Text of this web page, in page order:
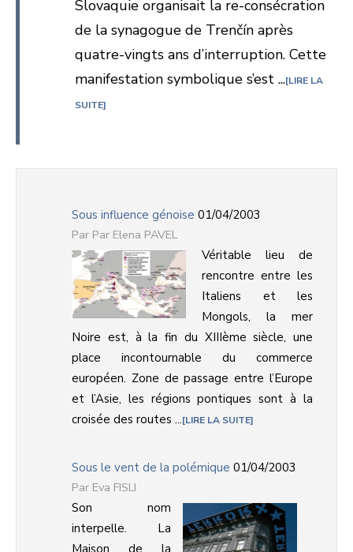
Slovaquie organisait la re-consécration
de la synagogue de Trenčín après
quatre-vingts ans d’interruption. Cette
manifestation symbolique s’est ... LIRE LA
SUITE
Sous influence génoise 01/04/2003
Par Elena PAVEL
Véritable lieu de
rencontre entre les
Italiens et les
Mongols, la mer
Noire est, à la fin du XIIIème siècle, une
place incontournable du commerce
européen. Zone de passage entre l’Europe
et l’Asie, les régions pontiques sont à la
croisée des routes ... LIRE LA SUITE
Sous le vent de la polémique 01/04/2003
Eva FISLI
Son nom
interpelle. La
Maison de la